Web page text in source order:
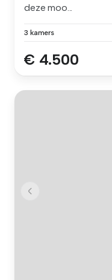
deze moo...
3 kamers
€ 4.500